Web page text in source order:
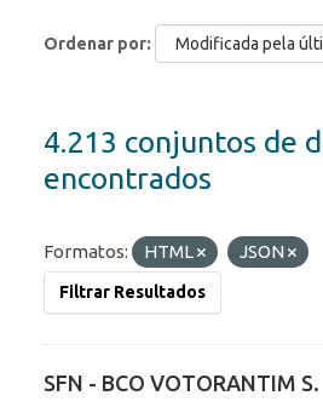
Ordenar por
4.213 conjuntos de
encontrados
Formatos: HTML JSON
Filtrar Resultados
SFN - BCO VOTORANTIM S.